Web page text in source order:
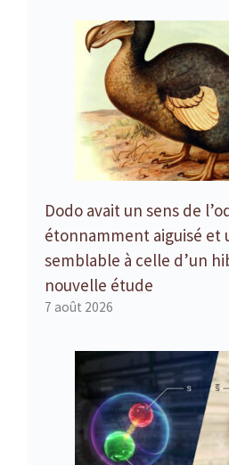
Dodo avait un sens de
étonnamment aiguisé et
semblable à celle d’un
nouvelle étude
7 août 2026